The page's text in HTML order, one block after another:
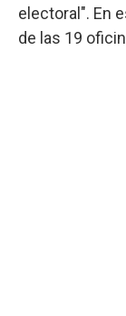
electoral". En
de las 19